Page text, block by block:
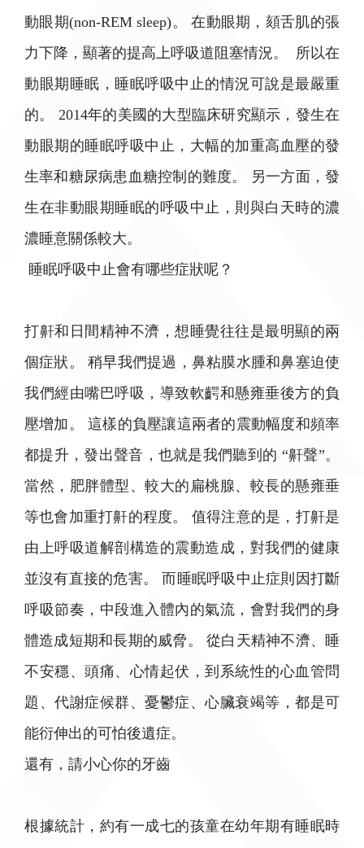
動眼期(non-REM sleep)。 在動眼期，頦舌肌的張
力下降，顯著的提高上呼吸道阻塞情況。 所以在
動眼期睡眠，睡眠呼吸中止的情況可說是最嚴重
的。 2014年的美國的大型臨床研究顯示，發生在
動眼期的睡眠呼吸中止，大幅的加重高血壓的發
生率和糖尿病患血糖控制的難度。 另一方面，發
生在非動眼期睡眠的呼吸中止，則與白天時的濃
濃睡意關係較大。
睡眠呼吸中止會有哪些症狀呢？
打鼾和日間精神不濟，想睡覺往往是最明顯的兩
個症狀。 稍早我們提過，鼻粘膜水腫和鼻塞迫使
我們經由嘴巴呼吸，導致軟齶和懸雍垂後方的負
壓增加。 這樣的負壓讓這兩者的震動幅度和頻率
都提升，發出聲音，也就是我們聽到的 “鼾聲”。
當然，肥胖體型、較大的扁桃腺、較長的懸雍垂
等也會加重打鼾的程度。 值得注意的是，打鼾是
由上呼吸道解剖構造的震動造成，對我們的健康
並沒有直接的危害。 而睡眠呼吸中止症則因打斷
呼吸節奏，中段進入體內的氣流，會對我們的身
體造成短期和長期的威脅。 從白天精神不濟、睡
不安穩、頭痛、心情起伏，到系統性的心血管問
題、代謝症候群、憂鬱症、心臟衰竭等，都是可
能衍伸出的可怕後遺症。
還有，請小心你的牙齒
根據統計，約有一成七的孩童在幼年期有睡眠時